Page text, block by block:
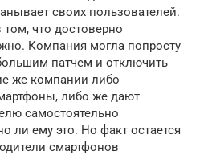
своих пользователей.
что достоверно
Компания могла попросту
патчем и отключить
же компании либо
либо же дают
самостоятельно
ли ему это. Но факт остается
смартфонов